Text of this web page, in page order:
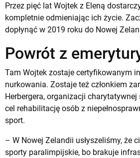
Przez pięć lat Wojtek z Eleną
kompletnie odmieniając ich życie.
dopłynąć w 2019 roku do Nowej
Powrót z
Tam Wojtek zostaje certyfikowanym
nurkowania. Zostaje też członkiem
Herbergera, organizacji
cel rehabilitację osób z
sport.
– W Nowej Zelandii usłyszeliśmy, że
sporty paralimpijskie, bo brakuje